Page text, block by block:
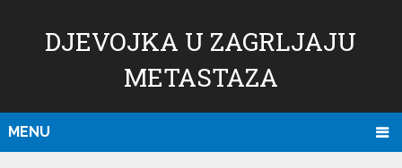
DJEVOJKA U ZAGRLJAJU
METASTAZA
MENU